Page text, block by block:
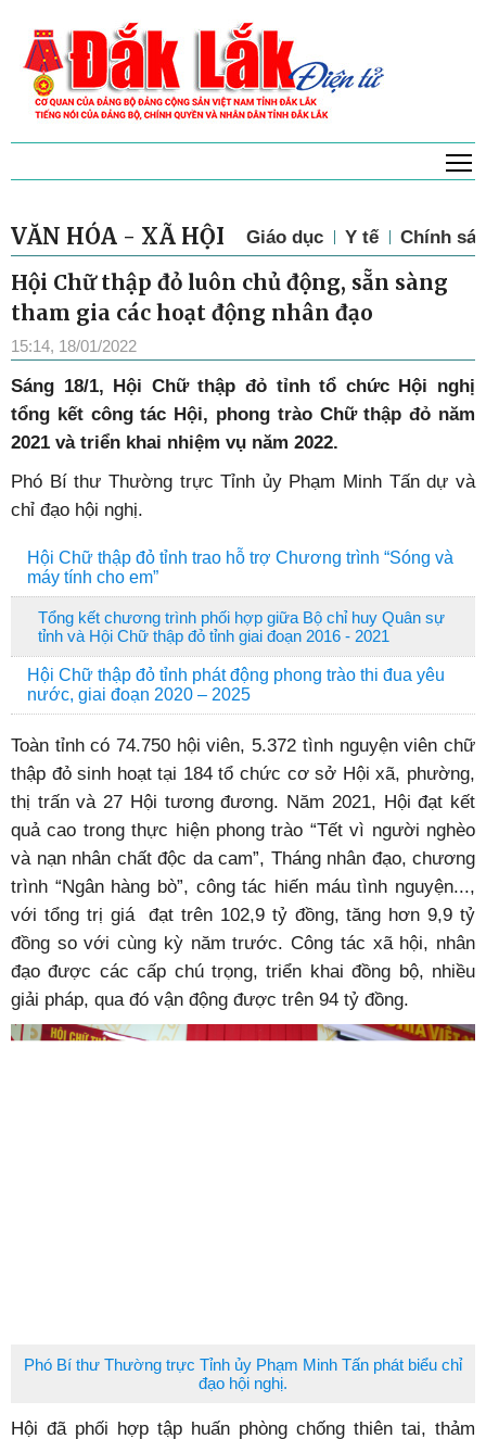
VĂN HÓA - XÃ HỘI Giáo dục Y tế Chính
Hội Chữ thập đỏ luôn chủ động, sẵn sàng
tham gia các hoạt động nhân đạo
15:14, 18/01/2022
Sáng 18/1, Hội Chữ thập đỏ tỉnh tổ chức Hội nghị
tổng kết công tác Hội, phong trào Chữ thập đỏ năm
2021 và triển khai nhiệm vụ năm 2022.
Phó Bí thư Thường trực Tỉnh ủy Phạm Minh Tấn dự và
chỉ đạo hội nghị.
Hội Chữ thập đỏ tỉnh trao hỗ trợ Chương trình “Sóng và
máy tính cho em”
Tổng kết chương trình phối hợp giữa Bộ chỉ huy Quân sự
tỉnh và Hội Chữ thập đỏ tỉnh giai đoạn 2016 - 2021
Hội Chữ thập đỏ tỉnh phát động phong trào thi đua yêu
nước, giai đoạn 2020 – 2025
Toàn tỉnh có 74.750 hội viên, 5.372 tình nguyện viên chữ
thập đỏ sinh hoạt tại 184 tổ chức cơ sở Hội xã, phường,
thị trấn và 27 Hội tương đương. Năm 2021, Hội đạt kết
quả cao trong thực hiện phong trào “Tết vì người nghèo
và nạn nhân chất độc da cam”, Tháng nhân đạo, chương
trình “Ngân hàng bò”, công tác hiến máu tình nguyện...,
với tổng trị giá đạt trên 102,9 tỷ đồng, tăng hơn 9,9 tỷ
đồng so với cùng kỳ năm trước. Công tác xã hội, nhân
đạo được các cấp chú trọng, triển khai đồng bộ, nhiều
giải pháp, qua đó vận động được trên 94 tỷ đồng.
Phó Bí thư Thường trực Tỉnh ủy Phạm Minh Tấn phát biểu chỉ
đạo hội nghị.
Hội đã phối hợp tập huấn phòng chống thiên tai, thảm